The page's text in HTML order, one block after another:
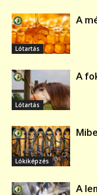
Lótartás
A
Lótartás
A
Lókiképzés
A